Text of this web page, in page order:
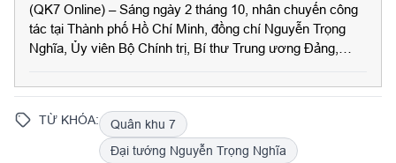
Dân vận Trung ương thăm Bộ Tư
lệnh Quân khu 7
(QK7 Online) – Sáng ngày 2 tháng 10, nhân chuyến công
tác tại Thành phố Hồ Chí Minh, đồng chí Nguyễn Trọng
Nghĩa, Ủy viên Bộ Chính trị, Bí thư Trung ương Đảng,
thăm Bộ Tư lệnh Quân khu 7.
TỪ KHÓA:
Quân khu 7
Đại tướng Nguyễn Trọng Nghĩa